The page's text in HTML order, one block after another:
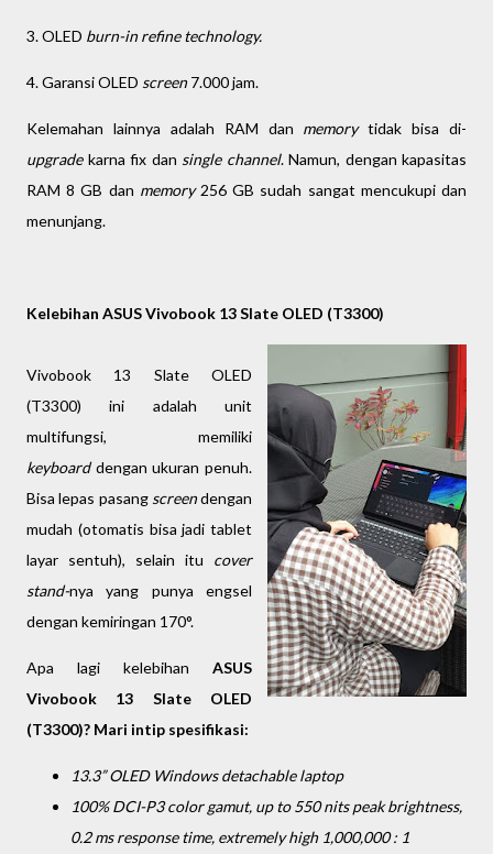
3. OLED burn-in refine technology.
4. Garansi OLED screen7.000 jam.
Kelemahan lainnya adalah RAM dan memorytidak bisa di-
upgradekarna fix dan single channel. Namun, dengan kapasitas
RAM 8 GB dan memory256 GB sudah sangat mencukupi dan
menunjang.
Kelebihan ASUS Vivobook 13 Slate OLED (T3300)
Vivobook 13 Slate OLED
(T3300) ini adalah unit
multifungsi, memiliki
keyboarddengan ukuran penuh.
Bisa lepas pasang screendengan
mudah (otomatis bisa jadi tablet
layar sentuh), selain itu cover
stand-nya
yang punya engsel
dengan kemiringan 170°.
Apa lagi kelebihan ASUS
Vivobook 13 Slate OLED
(T3300)? Mari intip spesifikasi:
13.3” OLED Windows detachable laptop
100% DCI-P3 color gamut, up to 550 nits peak brightness,
0.2 ms response time, extremely high 1,000,000 : 1